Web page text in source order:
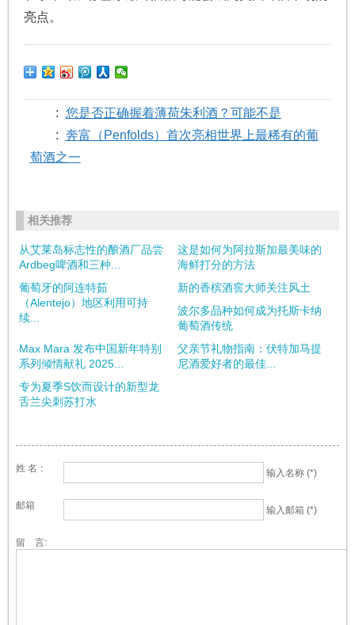
亮点。
: 您是否正确握着薄荷朱利酒？可能不是
: 奔富（Penfolds）首次亮相世界上最稀有的葡
萄酒之一
相关推荐
从艾莱岛标志性的酿酒厂品尝
Ardbeg啤酒和三种...
这是如何为阿拉斯加最美味的
海鲜打分的方法
葡萄牙的阿连特茹
（Alentejo）地区利用可持
续...
新的香槟酒窖大师关注风土
波尔多品种如何成为托斯卡纳
葡萄酒传统
Max Mara 发布中国新年特别
系列倾情献礼 2025...
父亲节礼物指南：伏特加马提
尼酒爱好者的最佳...
专为夏季S饮而设计的新型龙
舌兰尖刺苏打水
姓 名： 输入名称 (*)
邮箱 输入邮箱 (*)
留 言: